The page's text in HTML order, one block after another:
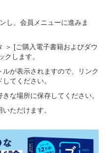
し、会員メニューに進みま
＞ [ご購入電子書籍およびダウ
クします。
が表示されますので、リンク
てください。
な場所に保存してください。
ただけます。